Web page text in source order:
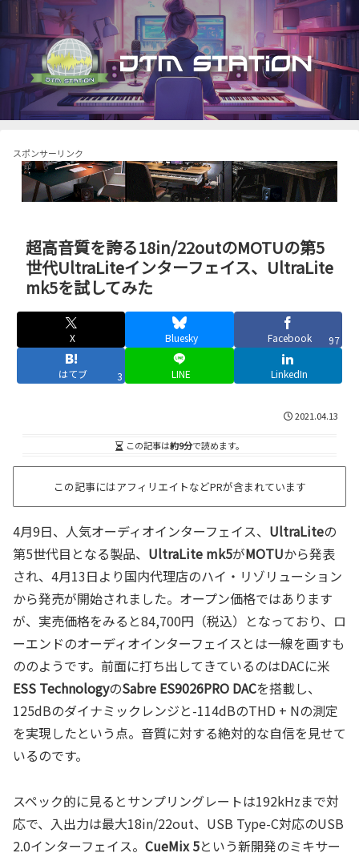
スポンサーリンク
超高音質を誇る18in/22outのMOTUの第5
世代UltraLiteインターフェイス、UltraLite
mk5を試してみた
X Bluesky Facebook 97
はてブ 3 LINE LinkedIn
2021.04.13
この記事は約9分で読めます。
この記事にはアフィリエイトなどPRが含まれています
4月9日、人気オーディオインターフェイス、 UltraLiteの
第5世代目となる製品、 UltraLite mk5がMOTUから発表
され、4月13日より国内代理店のハイ・リゾリューション
から発売が開始されました。オープン価格ではあります
が、実売価格をみると84,700円（税込）となっており、ロ
ーエンドのオーディオインターフェイスとは一線を画すも
ののようです。前面に打ち出してきているのはDACに米
ESS TechnologyのSabre ES9026PRO DACを搭載し、
125dBのダイナミックレンジと-114dBのTHD + Nの測定
を実現したという点。音質に対する絶対的な自信を見せて
いるのです。
スペック的に見るとサンプリングレートは192kHzまで対
応で、入出力は最大18in/22out、USB Type-C対応のUSB
2.0インターフェイス。 CueMix 5という新開発のミキサー